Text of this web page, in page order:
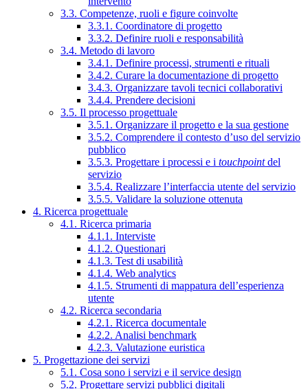
3.3. Competenze, ruoli e figure coinvolte
3.3.1. Coordinatore di progetto
3.3.2. Definire ruoli e responsabilità
3.4. Metodo di lavoro
3.4.1. Definire processi, strumenti e rituali
3.4.2. Curare la documentazione di progetto
3.4.3. Organizzare tavoli tecnici collaborativi
3.4.4. Prendere decisioni
3.5. Il processo progettuale
3.5.1. Organizzare il progetto e la sua gestione
3.5.2. Comprendere il contesto d’uso del servizio
pubblico
3.5.3. Progettare i processi e i touchpointdel
servizio
3.5.4. Realizzare l’interfaccia utente del servizio
3.5.5. Validare la soluzione ottenuta
4. Ricerca progettuale
4.1. Ricerca primaria
4.1.1. Interviste
4.1.2. Questionari
4.1.3. Test di usabilità
4.1.4. Web analytics
4.1.5. Strumenti di mappatura dell’esperienza
utente
4.2. Ricerca secondaria
4.2.1. Ricerca documentale
4.2.2. Analisi benchmark
4.2.3. Valutazione euristica
5. Progettazione dei servizi
5.1. Cosa sono i servizi e il service design
5.2. Progettare servizi pubblici digitali